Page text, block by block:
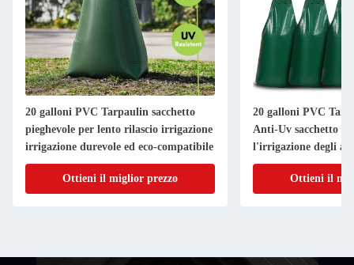
20 galloni PVC Tarpaulin sacchetto
pieghevole per lento rilascio irrigazione
irrigazione durevole ed eco-compatibile
Ottieni il miglior prezzo
20 galloni PVC
Anti-Uv sacchetto
l'irrigazione degli
irrigazione di
Ottieni il